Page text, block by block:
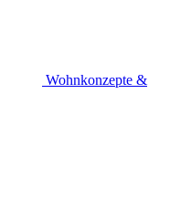
Wohnkonzepte &